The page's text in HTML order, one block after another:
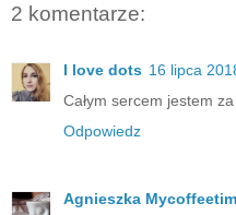
2 komentarze:
I love dots 16 lipca
Całym sercem jestem
Odpowiedz
Agnieszka